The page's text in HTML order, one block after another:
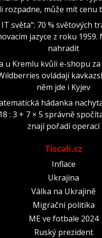
rozpadne, může mít cenu
světa“: 70 % světových
jazyce z roku 1959.
nahradit
u Kremlu kvůli e-shopu
ovládají
něm jde i Kyjev
hádanka
: 3 + 7 × 5 správně
znají pořadí operací
Tiscali.cz
Inflace
Ukrajina
Válka na Ukrajině
Migrační politika
ME ve fotbale 2024
Ruský prezident